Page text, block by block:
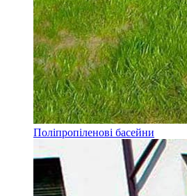
Поліпропіленові басейни